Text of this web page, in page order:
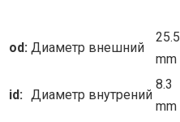
od: Диаметр внешний
25.5
mm
id: Диаметр внутрений
8.3
mm